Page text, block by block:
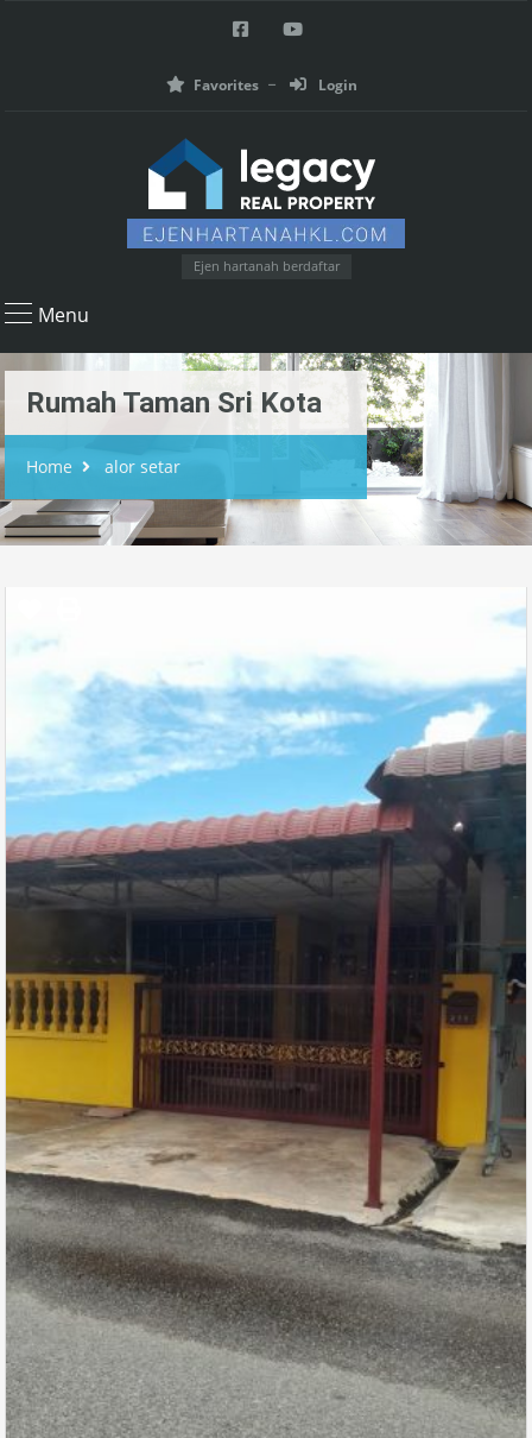
Favorites Login
Ejen hartanah berdaftar
Menu
Rumah Taman Sri Kota
Home alor setar